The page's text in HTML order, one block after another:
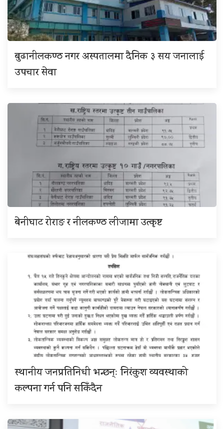
बुढानीलकण्ठ नगर अस्पतालमा दैनिक ३ सय जनालाई
उपचार सेवा
बेनीघाट रोराङ र नीलकण्ठ लीजामा उत्कृष्ट
स्थानीय जनप्रतिनिधी भन्छन्ः निरंकुश व्यवस्थाको
कल्पना गर्न पनि सकिँदैन